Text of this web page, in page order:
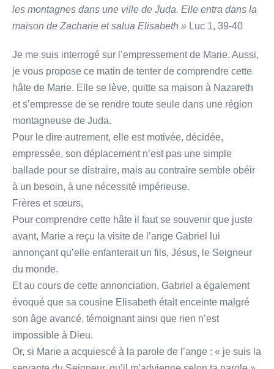
les montagnes dans une ville de Juda. Elle entra dans la
maison de Zacharie et salua Elisabeth » Luc 1, 39-40
Je me suis interrogé sur l’empressement de Marie. Aussi,
je vous propose ce matin de tenter de comprendre cette
hâte de Marie. Elle se lève, quitte sa maison à Nazareth
et s’empresse de se rendre toute seule dans une région
montagneuse de Juda.
Pour le dire autrement, elle est motivée, décidée,
empressée, son déplacement n’est pas une simple
ballade pour se distraire, mais au contraire semble obéir
à un besoin, à une nécessité impérieuse.
Frères et sœurs,
Pour comprendre cette hâte il faut se souvenir que juste
avant, Marie a reçu la visite de l’ange Gabriel lui
annonçant qu’elle enfanterait un fils, Jésus, le Seigneur
du monde.
Et au cours de cette annonciation, Gabriel a également
évoqué que sa cousine Elisabeth était enceinte malgré
son âge avancé, témoignant ainsi que rien n’est
impossible à Dieu.
Or, si Marie a acquiescé à la parole de l’ange : « je suis la